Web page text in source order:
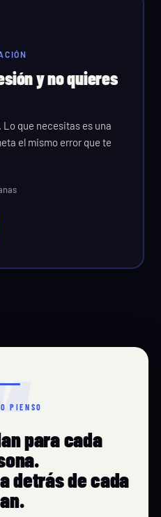
y no quieres
que necesitas es una
el mismo error que te
PIENSO
para cada
detrás de cada